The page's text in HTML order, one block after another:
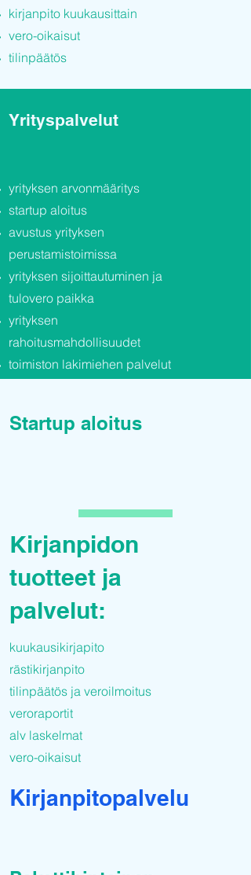
kirjanpito kuukausittain
vero-oikaisut
tilinpäätös
Yrityspalvelut
yrityksen arvonmääritys
startup aloitus
avustus yrityksen
perustamistoimissa
yrityksen sijoittautuminen ja
tulovero paikka
yrityksen
rahoitusmahdollisuudet
toimiston lakimiehen palvelut
Startup aloitus
sijoittautuminen
rahoitusmahdollisuudet ja
avustus yrityksen
perustamistoimissa
Kirjanpidon
tuotteet ja
palvelut:
kuukausikirjapito
rästikirjanpito
tilinpäätös ja veroilmoitus
veroraportit
alv laskelmat
vero-oikaisut
Kirjanpitopalvelu